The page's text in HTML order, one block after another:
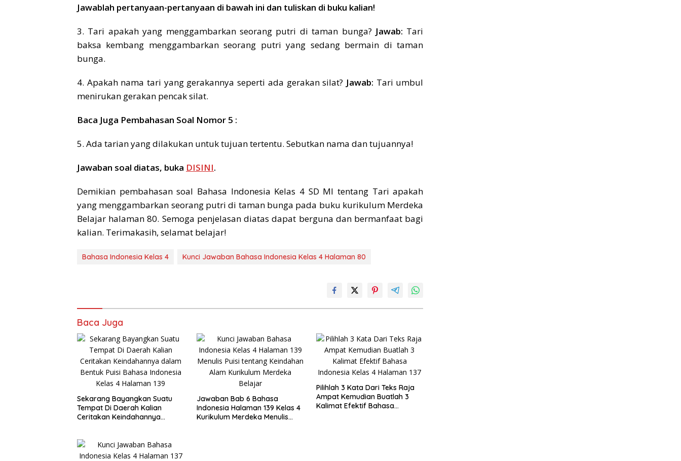
Jawablah pertanyaan-pertanyaan di bawah ini dan tuliskan di buku kalian!
3. Tari apakah yang menggambarkan seorang putri di taman bunga? Jawab: Tari
baksa kembang menggambarkan seorang putri yang sedang bermain di taman
bunga.
4. Apakah nama tari yang gerakannya seperti ada gerakan silat? Jawab: Tari umbul
menirukan gerakan pencak silat.
Baca Juga Pembahasan Soal Nomor 5 :
5. Ada tarian yang dilakukan untuk tujuan tertentu. Sebutkan nama dan tujuannya!
Jawaban soal diatas, buka DISINI.
Demikian pembahasan soal Bahasa Indonesia Kelas 4 SD MI tentang Tari apakah
yang menggambarkan seorang putri di taman bunga pada buku kurikulum Merdeka
Belajar halaman 80. Semoga penjelasan diatas dapat berguna dan bermanfaat bagi
kalian. Terimakasih, selamat belajar!
Bahasa Indonesia Kelas 4 Kunci Jawaban Bahasa Indonesia Kelas 4 Halaman 80
Baca Juga
Sekarang Bayangkan Suatu
Tempat Di Daerah Kalian
Ceritakan Keindahannya
Jawaban Bab 6 Bahasa
Indonesia Halaman 139 Kelas 4
Kurikulum Merdeka Menulis
Pilihlah 3 Kata Dari Teks Raja
Ampat Kemudian Buatlah 3
Kalimat Efektif Bahasa